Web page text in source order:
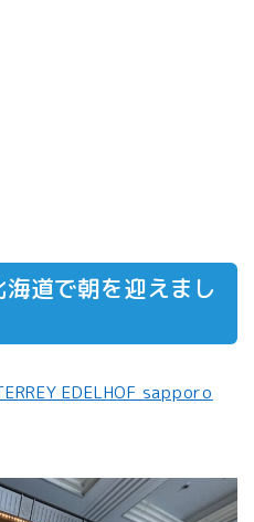
道で朝を迎えまし
EDELHOF sapporo